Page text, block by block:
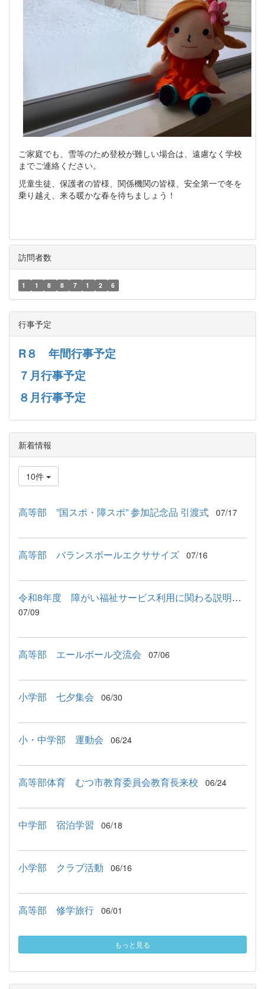
ご家庭でも、雪等のため登校が難しい場合は、遠慮なく学校
までご連絡ください。
児童生徒、保護者の皆様、関係機関の皆様、安全第一で冬を
乗り越え、来る暖かな春を待ちましょう！
訪問者数
1 1 8 8 7 1 2 6
行事予定
R８ 年間行事予定
７月行事予定
８月行事予定
新着情報
10件
高等部 ”国スポ・障スポ” 参加記念品 引渡式 07/17
高等部 バランスボールエクササイズ 07/16
令和8年度 障がい福祉サービス利用に関わる説明会が行われました
07/09
高等部 エールボール交流会 07/06
小学部 七夕集会 06/30
小・中学部 運動会 06/24
高等部体育 むつ市教育委員会教育長来校 06/24
中学部 宿泊学習 06/18
小学部 クラブ活動 06/16
高等部 修学旅行 06/01
もっと見る